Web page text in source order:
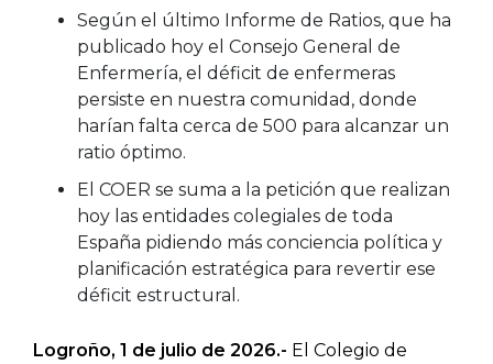
Según el último Informe de Ratios, que ha
publicado hoy el Consejo General de
Enfermería, el déficit de enfermeras
persiste en nuestra comunidad, donde
harían falta cerca de 500 para alcanzar un
ratio óptimo.
El COER se suma a la petición que realizan
hoy las entidades colegiales de toda
España pidiendo más conciencia política y
planificación estratégica para revertir ese
déficit estructural.
Logroño, 1 de julio de 2026.- El Colegio de